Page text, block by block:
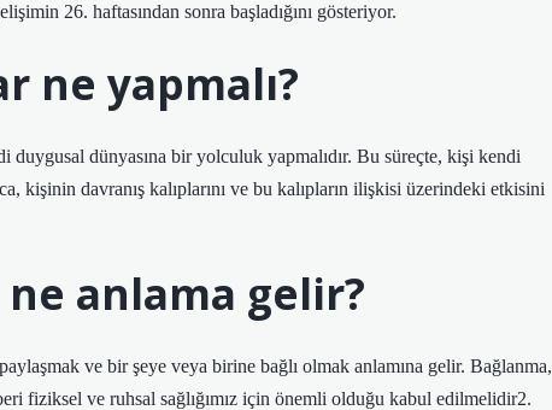
26. haftasından sonra başladığını gösteriyor.
ne yapmalı?
duygusal dünyasına bir yolculuk yapmalıdır. Bu süreçte, kişi kendi
kişinin davranış kalıplarını ve bu kalıpların ilişkisi üzerindeki etkisini
anlama gelir?
ve bir şeye veya birine bağlı olmak anlamına gelir. Bağlanma,
fiziksel ve ruhsal sağlığımız için önemli olduğu kabul edilmelidir2.